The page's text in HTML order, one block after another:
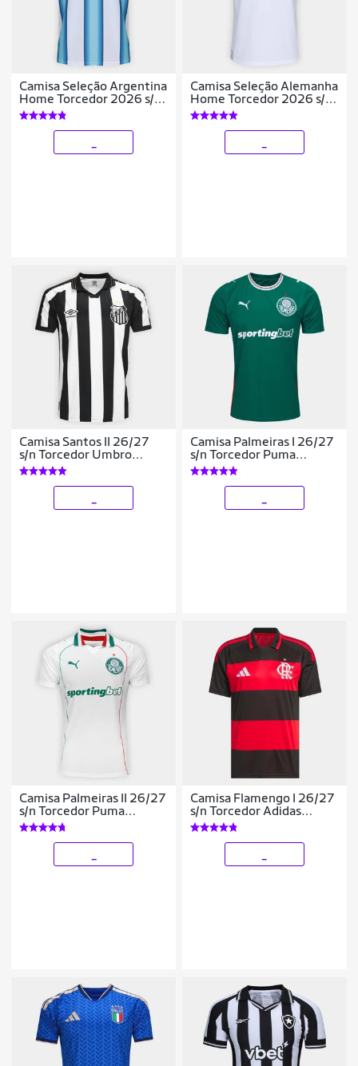
Camisa Seleção Argentina
Home Torcedor 2026 s/n
Adidas Masculina
Camisa Seleção Alemanha
Home Torcedor 2026 s/n
Adidas Masculina
Camisa Santos II 26/27
s/n Torcedor Umbro
Masculina
Camisa Palmeiras I 26/27
s/n Torcedor Puma
Masculina
Camisa Palmeiras II 26/27
s/n Torcedor Puma
Masculina
Camisa Flamengo I 26/27
s/n Torcedor Adidas
Masculina